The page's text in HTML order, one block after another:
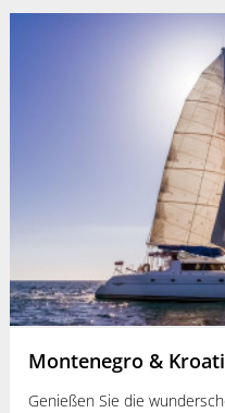
Genießen Sie die